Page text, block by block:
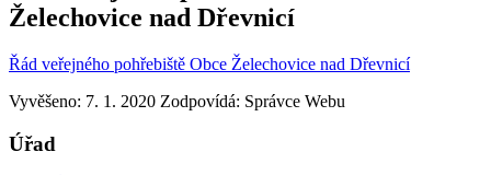
Želechovice nad Dřevnicí
Řád veřejného pohřebiště Obce Želechovice nad Dřevnicí
Vyvěšeno: 7. 1. 2020 Zodpovídá: Správce Webu
Úřad